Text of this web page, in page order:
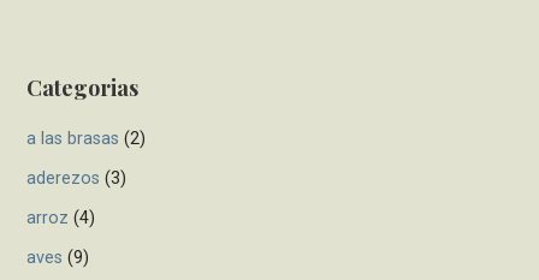
g
h
o
r
Categorias
a las brasas (2)
aderezos (3)
arroz (4)
aves (9)